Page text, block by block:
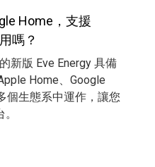
Home，支援
嗎？
新版 Eve Energy 具備
Home、Google
個生態系中運作，讓您